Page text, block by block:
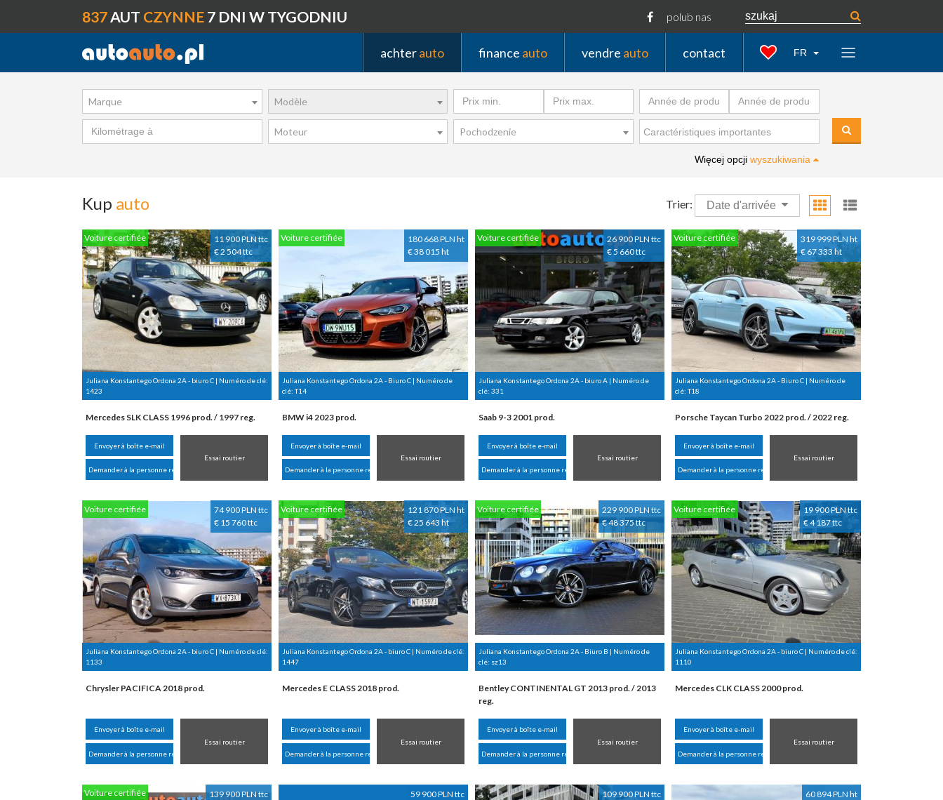
837AUT CZYNNE 7 DNI W TYGODNIU polub nas
achterauto finance auto vendre auto contact FR
Marque Modèle
Moteur Pochodzenie
Więcej opcji wyszukiwania
Kup auto Trier: Date d'arrivée
11 900 PLN ttc
€ 2 504 ttc
Voiture certifiée
Juliana Konstantego Ordona 2A - biuro C | Numéro de clé:
1423
Mercedes SLK CLASS 1996 prod. / 1997 reg.
Envoyer à boîte e-mail
Demander à la personne responsable
Essai routier
180 668 PLN ht
€ 38 015 ht
Voiture certifiée
Juliana Konstantego Ordona 2A - Biuro C | Numéro de
clé:T14
BMW i4 2023 prod.
Envoyer à boîte e-mail
Demander à la personne responsable
Essai routier
26 900 PLN ttc
€ 5 660 ttc
Voiture certifiée
Juliana Konstantego Ordona 2A - biuro A | Numéro de
clé: 331
Saab 9-3 2001 prod.
Envoyer à boîte e-mail
Demander à la personne responsable
Essai routier
319 999 PLN ht
€ 67 333 ht
Voiture certifiée
Juliana Konstantego Ordona 2A - Biuro C | Numéro de
clé:T18
Porsche Taycan Turbo 2022 prod. / 2022 reg.
Envoyer à boîte e-mail
Demander à la personne responsable
Essai routier
74 900 PLN ttc
€ 15 760 ttc
Voiture certifiée
Juliana Konstantego Ordona 2A - biuro C | Numéro de clé:
1133
Chrysler PACIFICA 2018 prod.
Envoyer à boîte e-mail
Demander à la personne responsable
Essai routier
121 870 PLN ht
€ 25 643 ht
Voiture certifiée
Juliana Konstantego Ordona 2A - biuro C | Numéro de clé:
1447
Mercedes E CLASS 2018 prod.
Envoyer à boîte e-mail
Demander à la personne responsable
Essai routier
229 900 PLN ttc
€ 48 375 ttc
Voiture certifiée
Juliana Konstantego Ordona 2A - Biuro B | Numéro de
clé: sz13
Bentley CONTINENTAL GT 2013 prod. / 2013
reg.
Envoyer à boîte e-mail
Demander à la personne responsable
Essai routier
19 900 PLN ttc
€ 4 187 ttc
Voiture certifiée
Juliana Konstantego Ordona 2A - biuro C | Numéro de clé:
1110
Mercedes CLK CLASS 2000 prod.
Envoyer à boîte e-mail
Demander à la personne responsable
Essai routier
139 900 PLN ttc
Voiture certifiée
59 900 PLN ttc
109 900 PLN ttc
60 894 PLN ht